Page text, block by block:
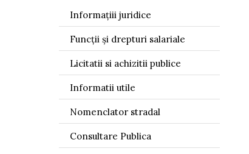
Informațiii juridice
Funcții și drepturi salariale
Licitatii si achizitii publice
Informatii utile
Nomenclator stradal
Consultare Publica